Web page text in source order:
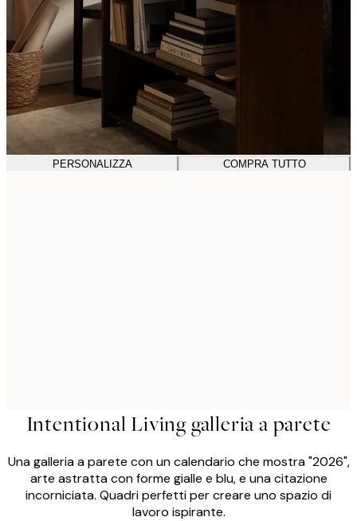
PERSONALIZZA COMPRA TUTTO
Intentional Living galleria a parete
Una galleria a parete con un calendario che mostra "2026",
arte astratta con forme gialle e blu, e una citazione
incorniciata. Quadri perfetti per creare uno spazio di
lavoro ispirante.